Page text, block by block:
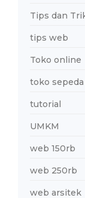
Tips dan
tips web
Toko online
toko sepeda
tutorial
UMKM
web 150rb
web 250rb
web arsitek